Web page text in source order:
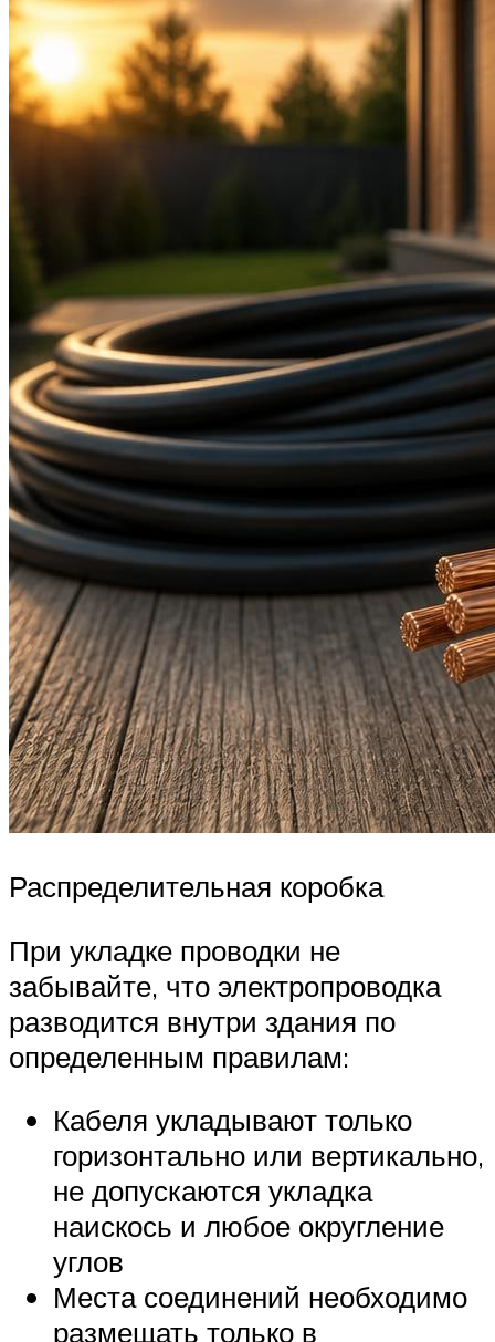
Распределительная коробка
При укладке проводки не
забывайте, что электропроводка
разводится внутри здания по
определенным правилам:
Кабеля укладывают только
горизонтально или вертикально,
не допускаются укладка
наискось и любое округление
углов
Места соединений необходимо
размещать только в